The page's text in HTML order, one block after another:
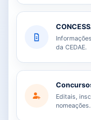
da CEDAE.
Editais,
nomeações.